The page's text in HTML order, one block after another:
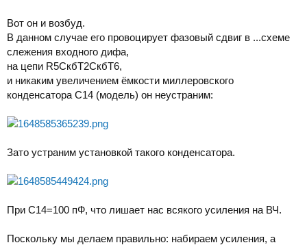
Вот он и возбуд.
В данном случае его провоцирует фазовый сдвиг в ...схеме
слежения входного дифа,
на цепи R5CкбТ2СкбТ6,
и никаким увеличением ёмкости миллеровского
конденсатора С14 (модель) он неустраним:
Зато устраним установкой такого конденсатора.
При С14=100 пФ, что лишает нас всякого усиления на ВЧ.
Поскольку мы делаем правильно: набираем усиления, а